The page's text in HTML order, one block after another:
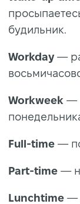
будильник.
Workday —
Workweek —
Full-time —
Part-time —
Lunchtime —